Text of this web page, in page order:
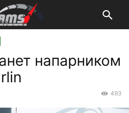
напарником
493